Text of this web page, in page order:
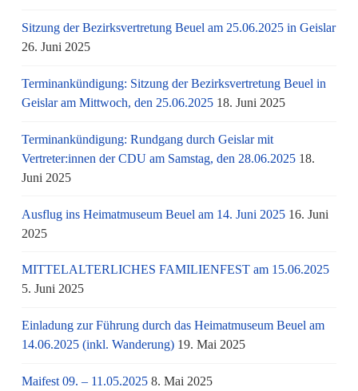
Sitzung der Bezirksvertretung Beuel am 25.06.2025 in Geislar
26. Juni 2025
Terminankündigung: Sitzung der Bezirksvertretung Beuel in
Geislar am Mittwoch, den 25.06.2025 18. Juni 2025
Terminankündigung: Rundgang durch Geislar mit
Vertreter:innen der CDU am Samstag, den 28.06.2025 18.
Juni 2025
Ausflug ins Heimatmuseum Beuel am 14. Juni 2025 16. Juni
2025
MITTELALTERLICHES FAMILIENFEST am 15.06.2025
5. Juni 2025
Einladung zur Führung durch das Heimatmuseum Beuel am
14.06.2025 (inkl. Wanderung) 19. Mai 2025
Maifest 09. – 11.05.2025 8. Mai 2025